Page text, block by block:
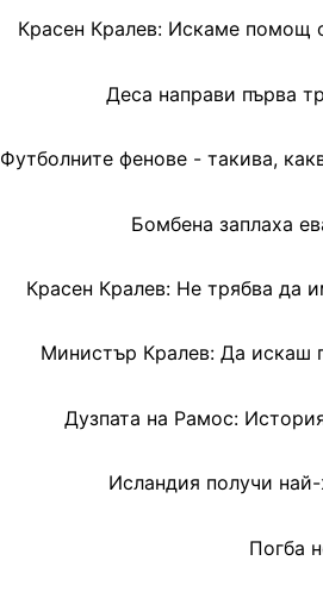
Красен Кралев: Искаме помощ
Деса направи първа
Футболните фенове - такива,
Бомбена заплаха
Красен Кралев: Не трябва
Министър Кралев: Да искаш
Дузпата на Рамос:
Исландия получи
Погба